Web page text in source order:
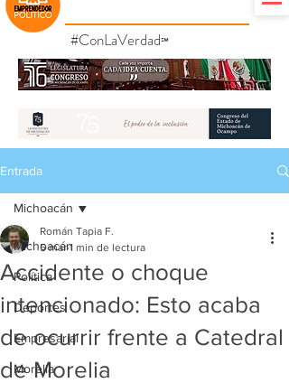
#ConLaVerdad℠
Entrada
Michoacán
Política
Deportes
Empresarial
Morelia
Michoacán
Accidente o choque
intencionado: Esto acaba
de ocurrir frente a Catedral
de Morelia
Román Tapia F.
5 mar 1 min de lectura